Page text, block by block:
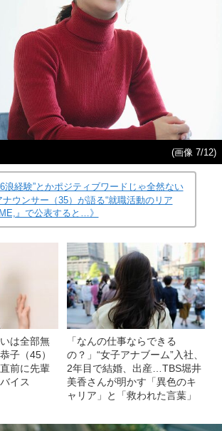
(画像 7/12)
“6浪経験”とかポジティブワードじゃ全然ない
ウンサー（35）が語る“就職活動のリア
』で公表すると…》
は全部無
子（45）
前に先輩
イス
「なんの仕事ならできる
の？」“女子アナブーム”入社、
2年目で結婚、出産…TBS堀井
美香さんが明かす「異色のキ
ャリア」と「救われた言葉」